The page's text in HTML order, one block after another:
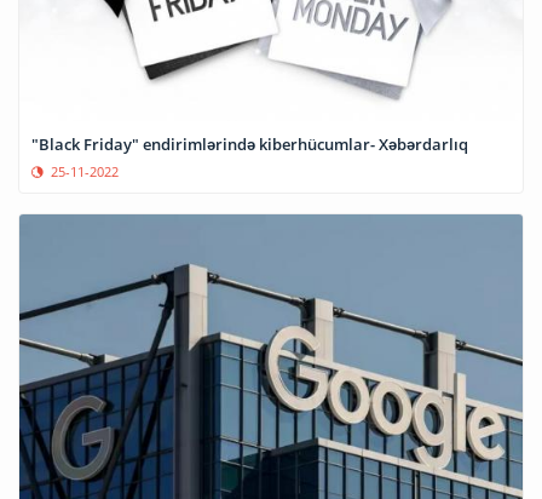
"Black Friday" endirimlərində kiberhücumlar- Xəbərdarlıq
25-11-2022